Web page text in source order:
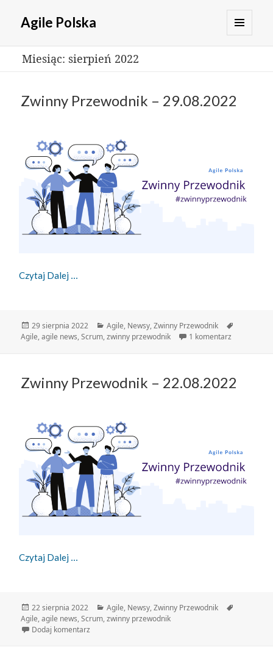
Agile Polska
Miesiąc: sierpień 2022
Zwinny Przewodnik – 29.08.2022
Czytaj Dalej
Data
publikacji
29 sierpnia 2022 Kategorie
Agile, Newsy,Zwinny Przewodnik
Agile,agile news,Scrum,zwinny przewodnik 1 komentarz
Zwinny Przewodnik – 22.08.2022
Czytaj Dalej
Data
publikacji
22 sierpnia 2022 Kategorie
Agile, Newsy,Zwinny Przewodnik
Agile,agile news,Scrum,zwinny przewodnik
Dodaj komentarz